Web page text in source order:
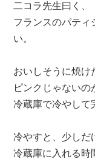
二コラ先生曰く、
フランスのパティ
い。
おいしそうに焼け
ピンクじゃないの
冷蔵庫で冷やして
冷やすと、少しだ
冷蔵庫に入れる時